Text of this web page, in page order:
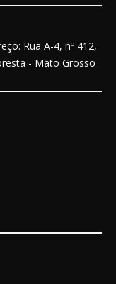
Rua A-4, nº 412,
- Mato Grosso